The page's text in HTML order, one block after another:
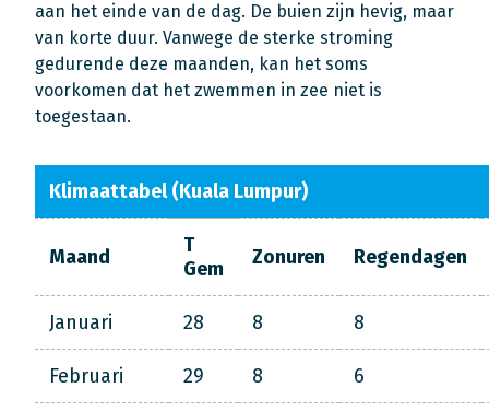
aan het einde van de dag. De buien zijn hevig, maar
van korte duur. Vanwege de sterke stroming
gedurende deze maanden, kan het soms
voorkomen dat het zwemmen in zee niet is
toegestaan.
Klimaattabel (Kuala Lumpur)
Maand
T
Gem
Zonuren Regendagen
Januari 28 8 8
Februari 29 8 6